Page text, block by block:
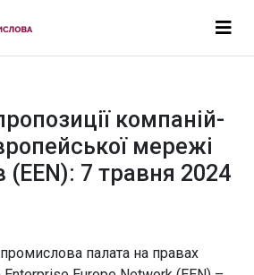
компаній-
мережі
(EEN): 7 травня 2024
палата на правах